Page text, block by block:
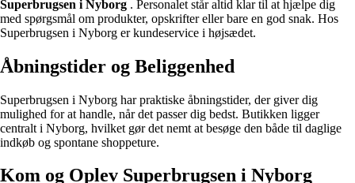
Superbrugsen i Nyborg . Personalet står altid klar til at hjælpe dig
med spørgsmål om produkter, opskrifter eller bare en god snak. Hos
Superbrugsen i Nyborg er kundeservice i højsædet.
Åbningstider og Beliggenhed
Superbrugsen i Nyborg har praktiske åbningstider, der giver dig
mulighed for at handle, når det passer dig bedst. Butikken ligger
centralt i Nyborg, hvilket gør det nemt at besøge den både til daglige
indkøb og spontane shoppeture.
Kom og Oplev Superbrugsen i Nyborg